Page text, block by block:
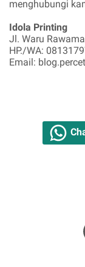
menghubungi
Idola Printing
Jl. Waru
HP./WA:
Email: